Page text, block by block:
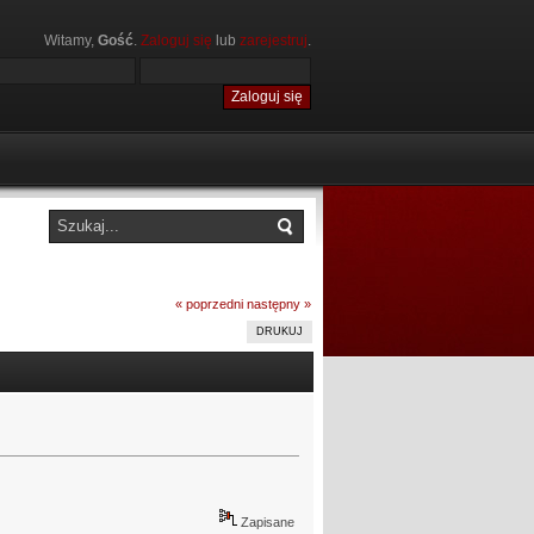
Witamy, Gość. Zaloguj się lub zarejestruj.
« poprzedni następny »
DRUKUJ
Zapisane